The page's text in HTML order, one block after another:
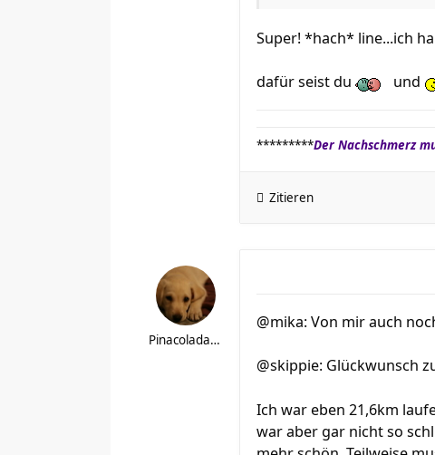
Super! *hach* line...ich
dafür seist du und
*********Der Nachschmerz
Zitieren
Pinacolada89
@mika: Von mir auch
@skippie: Glückwunsch
Ich war eben 21,6km
war aber gar nicht so